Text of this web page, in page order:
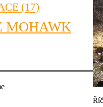
(17)
MOHAWK